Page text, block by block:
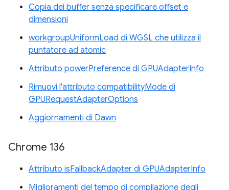
Copia dei buffer senza specificare offset e
dimensioni
workgroupUniformLoad di WGSL che utilizza il
puntatore ad atomic
Attributo powerPreference di GPUAdapterInfo
Rimuovi l'attributo compatibilityMode di
GPURequestAdapterOptions
Aggiornamenti di Dawn
Chrome 136
Attributo isFallbackAdapter di GPUAdapterInfo
Miglioramenti del tempo di compilazione degli